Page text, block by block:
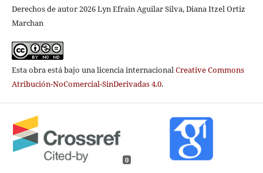
Derechos de autor 2026 Lyn Efrain Aguilar Silva, Diana Itzel Ortiz
Marchan
Esta obra está bajo una licencia internacionalCreative Commons
Atribución-NoComercial-SinDerivadas 4.0.
0